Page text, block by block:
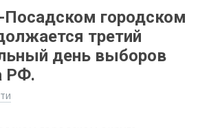
Посадском городском
третий
день выборов
РФ.